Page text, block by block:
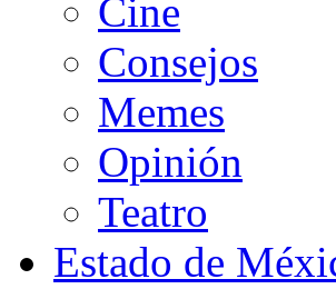
Cine
Consejos
Memes
Opinión
Teatro
Estado de